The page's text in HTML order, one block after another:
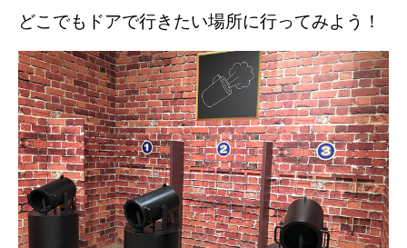
どこでもドアで行きたい場所に行ってみよう！